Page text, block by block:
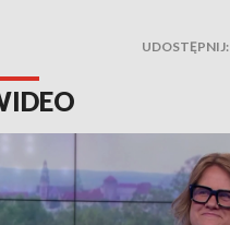
UDOSTĘPNIJ: